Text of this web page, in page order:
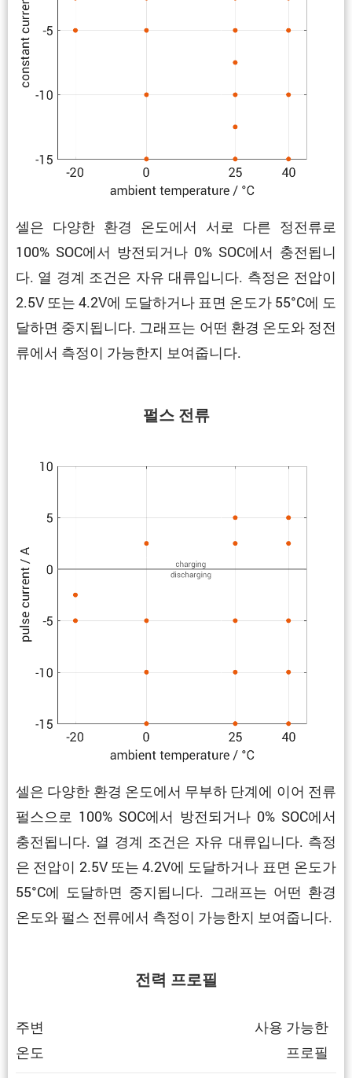
셀은 다양한 환경 온도에서 서로 다른 정전류로
100% SOC에서 방전되거나 0% SOC에서 충전됩니
다. 열 경계 조건은 자유 대류입니다. 측정은 전압이
2.5V 또는 4.2V에 도달하거나 표면 온도가 55°C에 도
달하면 중지됩니다. 그래프는 어떤 환경 온도와 정전
류에서 측정이 가능한지 보여줍니다.
펄스 전류
셀은 다양한 환경 온도에서 무부하 단계에 이어 전류
펄스으로 100% SOC에서 방전되거나 0% SOC에서
충전됩니다. 열 경계 조건은 자유 대류입니다. 측정
은 전압이 2.5V 또는 4.2V에 도달하거나 표면 온도가
55°C에 도달하면 중지됩니다. 그래프는 어떤 환경
온도와 펄스 전류에서 측정이 가능한지 보여줍니다.
전력 프로필
주변
온도
사용 가능한
프로필